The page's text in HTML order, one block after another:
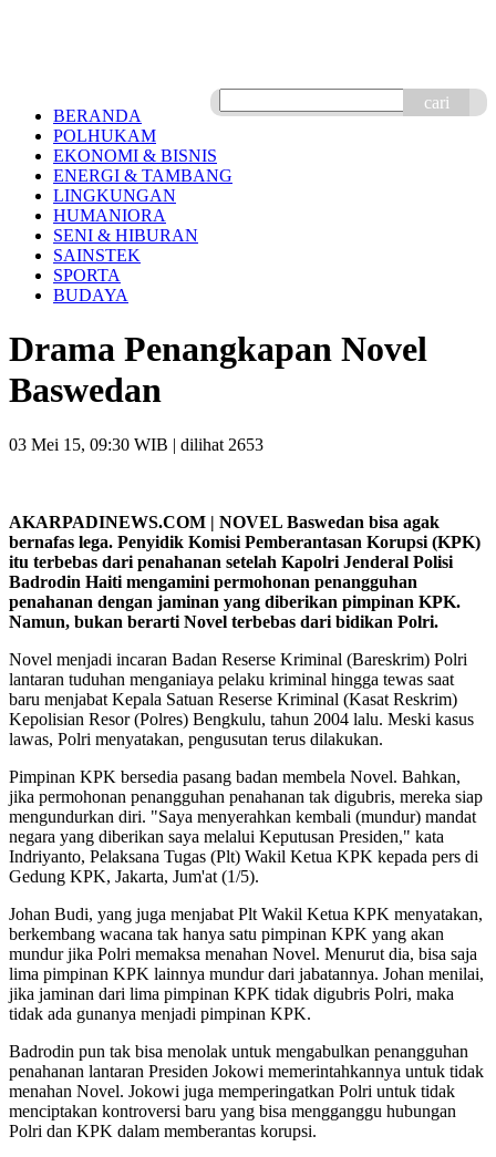
cari
BERANDA
POLHUKAM
EKONOMI & BISNIS
ENERGI & TAMBANG
LINGKUNGAN
HUMANIORA
SENI & HIBURAN
SAINSTEK
SPORTA
BUDAYA
Drama Penangkapan Novel
Baswedan
03 Mei 15, 09:30 WIB | dilihat 2653
AKARPADINEWS.COM | NOVEL Baswedan bisa agak
bernafas lega. Penyidik Komisi Pemberantasan Korupsi (KPK)
itu terbebas dari penahanan setelah Kapolri Jenderal Polisi
Badrodin Haiti mengamini permohonan penangguhan
penahanan dengan jaminan yang diberikan pimpinan KPK.
Namun, bukan berarti Novel terbebas dari bidikan Polri.
Novel menjadi incaran Badan Reserse Kriminal (Bareskrim) Polri
lantaran tuduhan menganiaya pelaku kriminal hingga tewas saat
baru menjabat Kepala Satuan Reserse Kriminal (Kasat Reskrim)
Kepolisian Resor (Polres) Bengkulu, tahun 2004 lalu. Meski kasus
lawas, Polri menyatakan, pengusutan terus dilakukan.
Pimpinan KPK bersedia pasang badan membela Novel. Bahkan,
jika permohonan penangguhan penahanan tak digubris, mereka siap
mengundurkan diri. "Saya menyerahkan kembali (mundur) mandat
negara yang diberikan saya melalui Keputusan Presiden," kata
Indriyanto, Pelaksana Tugas (Plt) Wakil Ketua KPK kepada pers di
Gedung KPK, Jakarta, Jum'at (1/5).
Johan Budi, yang juga menjabat Plt Wakil Ketua KPK menyatakan,
berkembang wacana tak hanya satu pimpinan KPK yang akan
mundur jika Polri memaksa menahan Novel. Menurut dia, bisa saja
lima pimpinan KPK lainnya mundur dari jabatannya. Johan menilai,
jika jaminan dari lima pimpinan KPK tidak digubris Polri, maka
tidak ada gunanya menjadi pimpinan KPK.
Badrodin pun tak bisa menolak untuk mengabulkan penangguhan
penahanan lantaran Presiden Jokowi memerintahkannya untuk tidak
menahan Novel. Jokowi juga memperingatkan Polri untuk tidak
menciptakan kontroversi baru yang bisa mengganggu hubungan
Polri dan KPK dalam memberantas korupsi.